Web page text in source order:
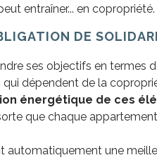
entraîner... en copropriété.
DE
ses objectifs en termes
dépendent de la
énergétique de ces
que chaque
automatiquement une